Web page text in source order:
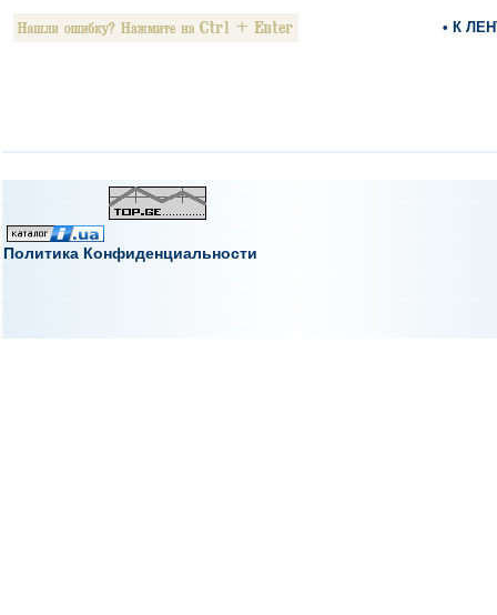
• К
Политика Конфиденциальности